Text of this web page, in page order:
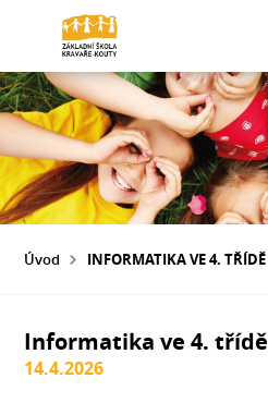
Úvod INFORMATIKA VE 4. TŘÍDĚ
Informatika ve 4. třídě
14.4.2026